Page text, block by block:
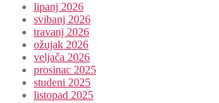
lipanj 2026
svibanj 2026
travanj 2026
ožujak 2026
veljača 2026
prosinac 2025
studeni 2025
listopad 2025